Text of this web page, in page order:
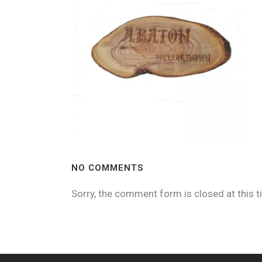
NO COMMENTS
Sorry, the comment form is closed at this